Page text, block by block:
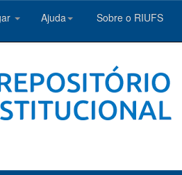
Ajuda Sobre o RIUFS